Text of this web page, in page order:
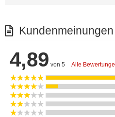
4,89 von 5 Alle